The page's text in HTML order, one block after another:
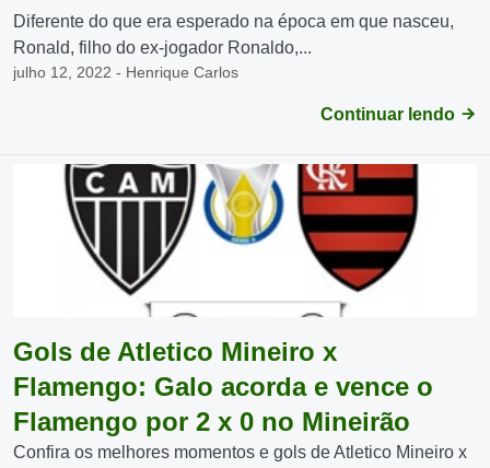
Diferente do que era esperado na época em que nasceu,
Ronald, filho do ex-jogador Ronaldo,...
julho 12, 2022 - Henrique Carlos
Continuar lendo
Gols de Atletico Mineiro x
Flamengo: Galo acorda e vence o
Flamengo por 2 x 0 no Mineirão
Confira os melhores momentos e gols de Atletico Mineiro x